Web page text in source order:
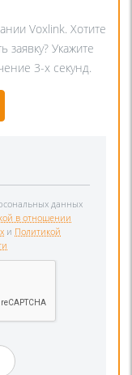
Voxlink. Хотите
заявку? Укажите
3-х секунд.
данных
в отношении
и Политикой